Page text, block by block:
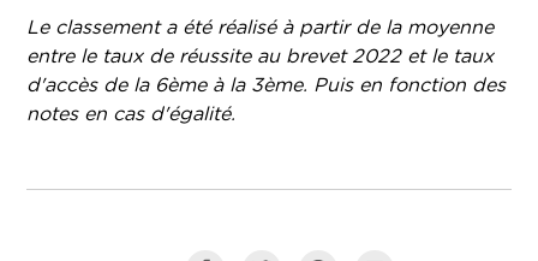
Le classement a été réalisé à partir de la moyenne
entre le taux de réussite au brevet 2022 et le taux
d'accès de la 6ème à la 3ème. Puis en fonction des
notes en cas d'égalité.